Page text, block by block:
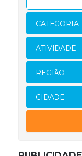
CATEGORIA
ATIVIDADE
REGIÃO
CIDADE